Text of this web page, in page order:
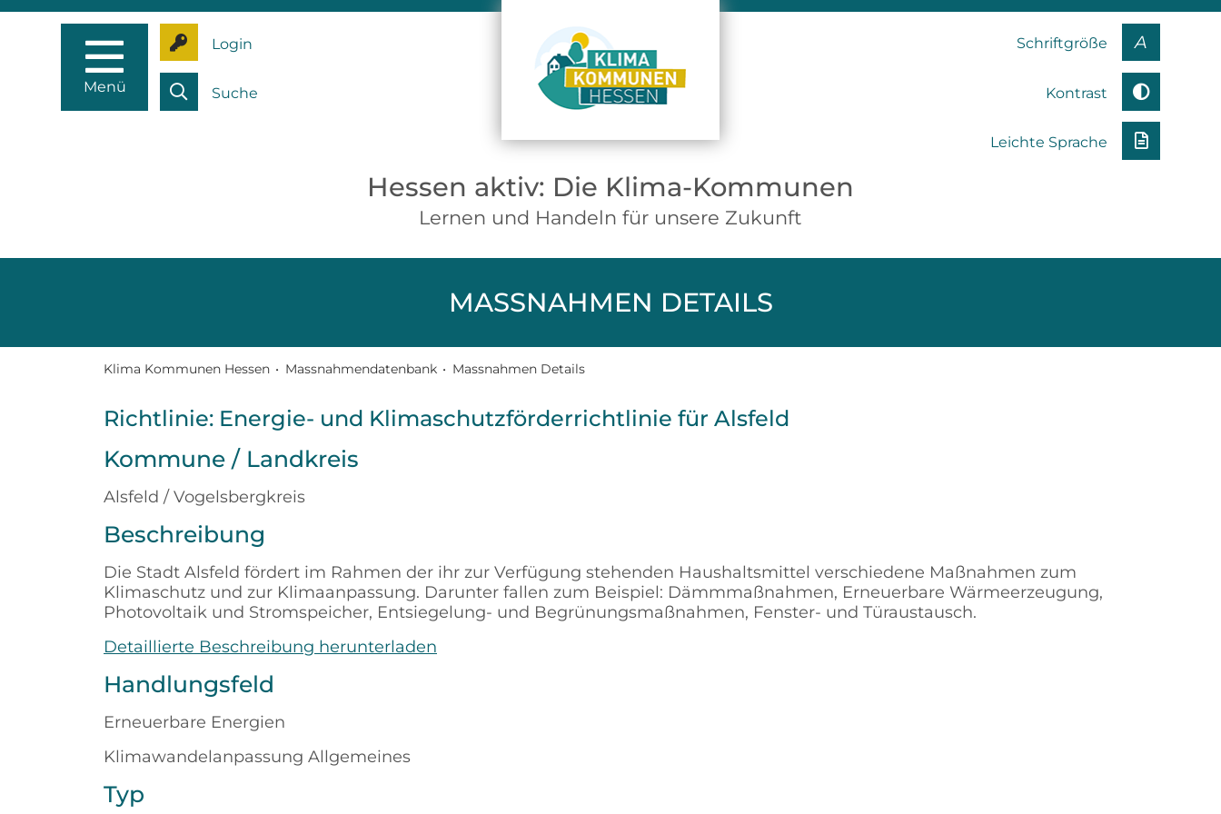
Menü
Login
Suche
Schriftgröße A
Kontrast
Leichte Sprache
Hessen aktiv: Die Klima-Kommunen
Lernen und Handeln für unsere Zukunft
MASSNAHMEN DETAILS
Klima Kommunen Hessen • Massnahmendatenbank • Massnahmen Details
Richtlinie: Energie- und Klimaschutzförderrichtlinie für Alsfeld
Kommune / Landkreis
Alsfeld / Vogelsbergkreis
Beschreibung
Die Stadt Alsfeld fördert im Rahmen der ihr zur Verfügung stehenden Haushaltsmittel verschiedene Maßnahmen zum
Klimaschutz und zur Klimaanpassung. Darunter fallen zum Beispiel: Dämmmaßnahmen, Erneuerbare Wärmeerzeugung,
Photovoltaik und Stromspeicher, Entsiegelung- und Begrünungsmaßnahmen, Fenster- und Türaustausch.
Detaillierte Beschreibung herunterladen
Handlungsfeld
Erneuerbare Energien
Klimawandelanpassung Allgemeines
Typ